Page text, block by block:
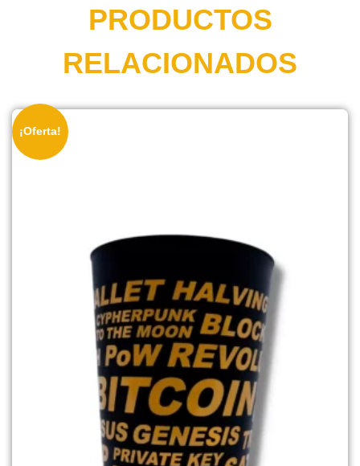
PRODUCTOS
RELACIONADOS
¡Oferta!